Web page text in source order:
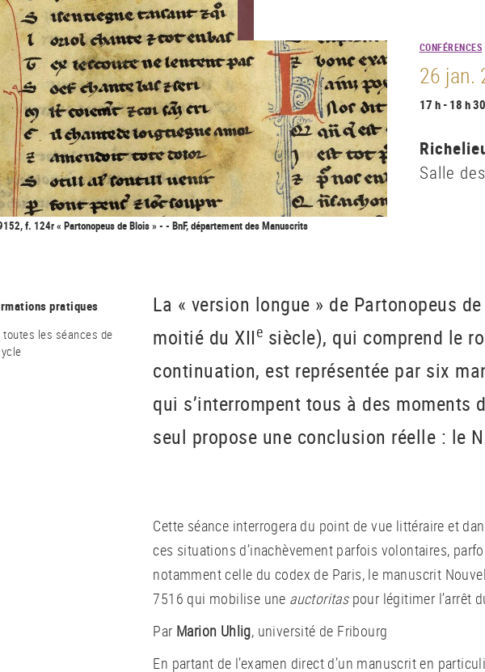
CONFÉRENCES
26 jan.
17 h - 18 h 30
Salle
f. 124r « Partonopeus de Blois » - - BnF, département des Manuscrits
pratiques
La « version longue » de Partonopeus
moitié du XIIe siècle), qui comprend le
continuation, est représentée par six
qui s’interrompent tous à des moments
seul propose une conclusion réelle : le
Cette séance interrogera du point de vue littéraire et
ces situations d’inachèvement parfois volontaires,
notamment celle du codex de Paris, le manuscrit
7516 qui mobilise une auctoritas pour légitimer l’arrêt
Par Marion Uhlig, université de Fribourg
En partant de l’examen direct d’un manuscrit en